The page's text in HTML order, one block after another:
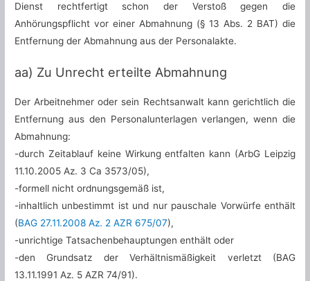
Dienst rechtfertigt schon der Verstoß gegen die
Anhörungspflicht vor einer Abmahnung (§ 13 Abs. 2 BAT) die
Entfernung der Abmahnung aus der Personalakte.
aa) Zu Unrecht erteilte Abmahnung
Der Arbeitnehmer oder sein Rechtsanwalt kann gerichtlich die
Entfernung aus den Personalunterlagen verlangen, wenn die
Abmahnung:
-durch Zeitablauf keine Wirkung entfalten kann (ArbG Leipzig
11.10.2005 Az. 3 Ca 3573/05),
-formell nicht ordnungsgemäß ist,
-inhaltlich unbestimmt ist und nur pauschale Vorwürfe enthält
(BAG 27.11.2008 Az. 2 AZR 675/07),
-unrichtige Tatsachenbehauptungen enthält oder
-den Grundsatz der Verhältnismäßigkeit verletzt (BAG
13.11.1991 Az. 5 AZR 74/91).